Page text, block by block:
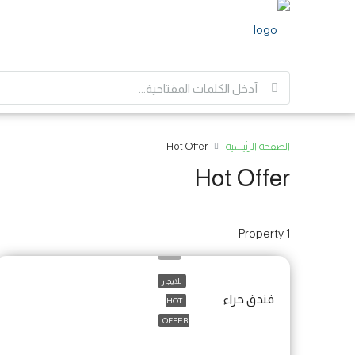
الصفحة الرئيسية Hot Offer
Hot Offer
1 Property
للايجار
HOT
OFFER
فندق حراء